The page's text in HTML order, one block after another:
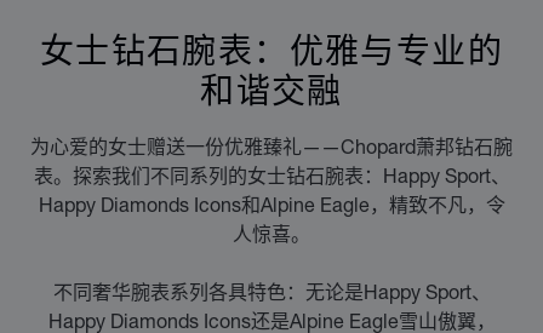
女士钻石腕表：优雅与专业的
和谐交融
为心爱的女士赠送一份优雅臻礼——Chopard萧邦钻石腕
表。探索我们不同系列的女士钻石腕表：Happy Sport、
Happy Diamonds Icons和Alpine Eagle，精致不凡，令
人惊喜。
不同奢华腕表系列各具特色：无论是Happy Sport、
Happy Diamonds Icons还是Alpine Eagle雪山傲翼，